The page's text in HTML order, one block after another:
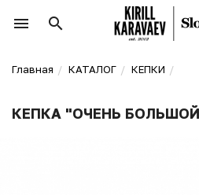
Главная КАТАЛОГ КЕПКИ
КЕПКА "ОЧЕНЬ